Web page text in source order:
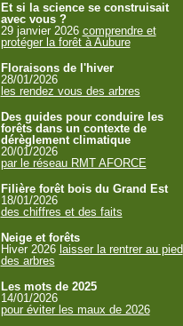
Et si la science se construisait
avec vous ?
29 janvier 2026 comprendre et
protéger la forêt à Aubure
Floraisons de l'hiver
28/01/2026
les rendez vous des arbres
Des guides pour conduire les
forêts dans un contexte de
dérèglement climatique
20/01/2026
par le réseau RMT AFORCE
Filière forêt bois du Grand Est
18/01/2026
des chiffres et des faits
Neige et forêts
Hiver 2026 laisser la rentrer au pied
des arbres
Les mots de 2025
14/01/2026
pour éviter les maux de 2026